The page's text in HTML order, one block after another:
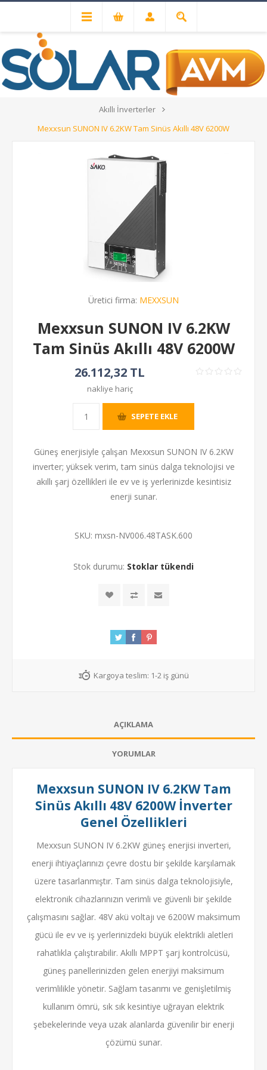
Solar Inverterler
Off-Grid İnverterler
Akıllı İnverterler
Mexxsun SUNON IV 6.2KW Tam Sinüs Akıllı 48V 6200W
Üretici firma: MEXXSUN
Mexxsun SUNON IV 6.2KW
Tam Sinüs Akıllı 48V 6200W
26.112,32 TL
nakliye hariç
SEPETE EKLE
Güneş enerjisiyle çalışan Mexxsun SUNON IV 6.2KW
inverter; yüksek verim, tam sinüs dalga teknolojisi ve
akıllı şarj özellikleri ile ev ve iş yerlerinizde kesintisiz
enerji sunar.
SKU: mxsn-NV006.48TASK.600
Stok durumu: Stoklar tükendi
Kargoya teslim: 1-2 iş günü
AÇIKLAMA
YORUMLAR
Mexxsun SUNON IV 6.2KW Tam
Sinüs Akıllı 48V 6200W İnverter
Genel Özellikleri
Mexxsun SUNON IV 6.2KWgüneş enerjisi inverteri,
enerji ihtiyaçlarınızı çevre dostu bir şekilde karşılamak
üzere tasarlanmıştır. Tam sinüs dalga teknolojisiyle,
elektronik cihazlarınızın verimli ve güvenli bir şekilde
çalışmasını sağlar. 48V akü voltajı ve 6200W maksimum
gücü ile ev ve iş yerlerinizdeki büyük elektrikli aletleri
rahatlıkla çalıştırabilir. Akıllı MPPT şarj kontrolcüsü,
güneş panellerinizden gelen enerjiyi maksimum
verimlilikle yönetir. Sağlam tasarımı ve genişletilmiş
kullanım ömrü, sık sık kesintiye uğrayan elektrik
şebekelerinde veya uzak alanlarda güvenilir bir enerji
çözümü sunar.